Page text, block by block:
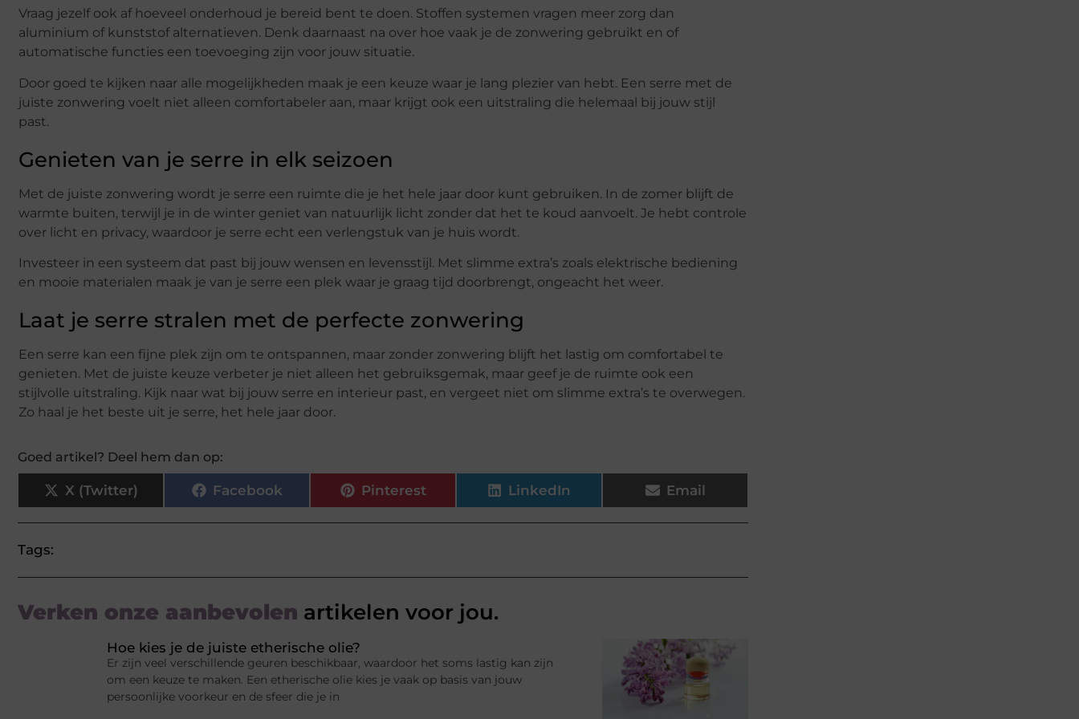
Vraag jezelf ook af hoeveel onderhoud je bereid bent te doen. Stoffen systemen vragen meer zorg dan
aluminium of kunststof alternatieven. Denk daarnaast na over hoe vaak je de zonwering gebruikt en of
automatische functies een toevoeging zijn voor jouw situatie.
Door goed te kijken naar alle mogelijkheden maak je een keuze waar je lang plezier van hebt. Een serre met de
juiste zonwering voelt niet alleen comfortabeler aan, maar krijgt ook een uitstraling die helemaal bij jouw stijl
past.
Genieten van je serre in elk seizoen
Met de juiste zonwering wordt je serre een ruimte die je het hele jaar door kunt gebruiken. In de zomer blijft de
warmte buiten, terwijl je in de winter geniet van natuurlijk licht zonder dat het te koud aanvoelt. Je hebt controle
over licht en privacy, waardoor je serre echt een verlengstuk van je huis wordt.
Investeer in een systeem dat past bij jouw wensen en levensstijl. Met slimme extra’s zoals elektrische bediening
en mooie materialen maak je van je serre een plek waar je graag tijd doorbrengt, ongeacht het weer.
Laat je serre stralen met de perfecte zonwering
Een serre kan een fijne plek zijn om te ontspannen, maar zonder zonwering blijft het lastig om comfortabel te
genieten. Met de juiste keuze verbeter je niet alleen het gebruiksgemak, maar geef je de ruimte ook een
stijlvolle uitstraling. Kijk naar wat bij jouw serre en interieur past, en vergeet niet om slimme extra’s te overwegen.
Zo haal je het beste uit je serre, het hele jaar door.
Goed artikel? Deel hem dan op:
X (Twitter) Facebook Pinterest LinkedIn Email
Tags:
Verken onze aanbevolen artikelen voor jou.
Hoe kies je de juiste etherische olie?
Er zijn veel verschillende geuren beschikbaar, waardoor het soms lastig kan zijn
om een keuze te maken. Een etherische olie kies je vaak op basis van jouw
persoonlijke voorkeur en de sfeer die je in